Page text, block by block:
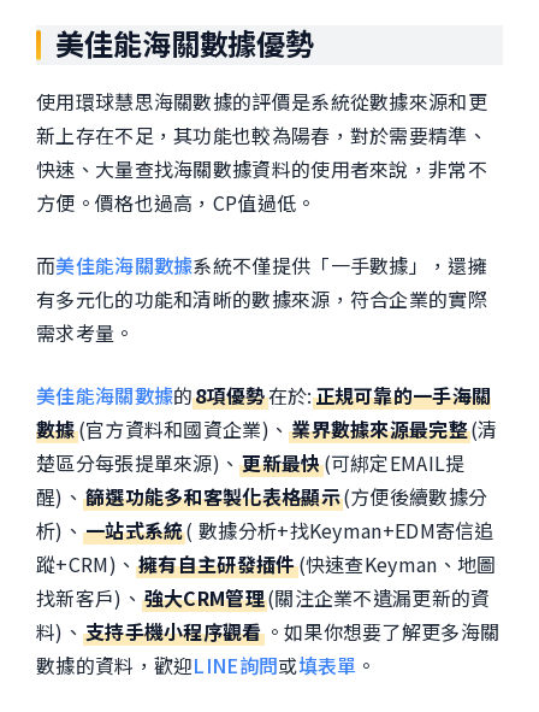
美佳能海關數據優勢
使用環球慧思海關數據的評價是系統從數據來源和更
新上存在不足，其功能也較為陽春，對於需要精準、
快速、大量查找海關數據資料的使用者來說，非常不
方便。價格也過高，CP值過低。
而美佳能海關數據系統不僅提供「一手數據」，還擁
有多元化的功能和清晰的數據來源，符合企業的實際
需求考量。
美佳能海關數據的8項優勢在於:正規可靠的一手海關
數據(官方資料和國資企業)、業界數據來源最完整(清
楚區分每張提單來源)、更新最快(可綁定EMAIL提
醒)、 篩選功能多和客製化表格顯示(方便後續數據分
析)、 一站式系統( 數據分析+找Keyman+EDM寄信追
蹤+CRM)、擁有自主研發插件(快速查Keyman、地圖
找新客戶)、 強大CRM管理(關注企業不遺漏更新的資
料)、 支持手機小程序觀看。如果你想要了解更多海關
數據的資料，歡迎LINE詢問或填表單 。